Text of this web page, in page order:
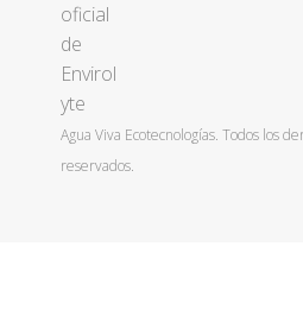
oficial
de
Envirol
yte
Agua Viva Ecotecnologías. Todos los
reservados.